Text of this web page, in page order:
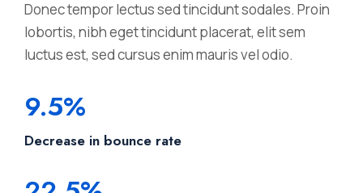
Donec tempor lectus sed tincidunt sodales. Proin
lobortis, nibh eget tincidunt placerat, elit sem
luctus est, sed cursus enim mauris vel odio.
9.5%
Decrease in bounce rate